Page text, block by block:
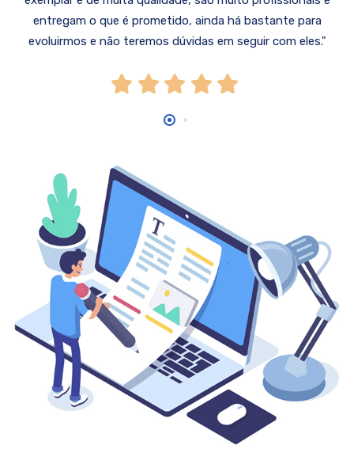
entregam o que é prometido, ainda há bastante para
evoluirmos e não teremos dúvidas em seguir com eles.